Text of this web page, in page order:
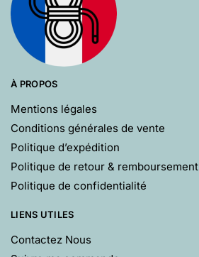
À PROPOS
Mentions légales
Conditions générales de vente
Politique d’expédition
Politique de retour & remboursement
Politique de confidentialité
LIENS UTILES
Contactez Nous